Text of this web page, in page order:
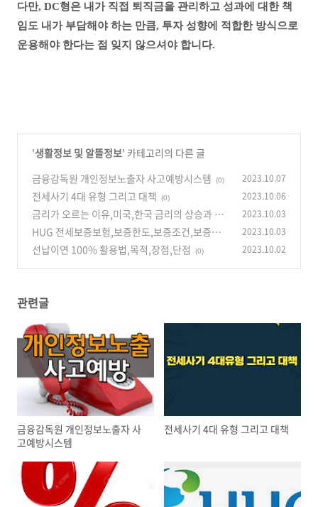
다만, DC형은 내가 직접 퇴직금을 관리하고 성과에 대한 책
임도 내가 부담해야 하는 만큼, 투자 성향에 적합한 방식으로
운용해야 한다는 점 잊지 않으셔야 합니다.
'생활정보 및 알뜰정보' 카테고리의 다른 글
금융감독원 개인정보노출자 사고예방시스템
(0) 2023.10.07
전세사기 4대 유형 그리고 대책 (0) 2023.10.06
금리가 오르는 이유,미국,한국 금리의 상승과 평
가
(0)
2023.10.03
HUG 전세보증보험,보증한도,보증조건,보증료
할인 (0)
2023.10.03
선납이연 100% 활용법,목적,장점,단점 (0) 2023.10.02
관련글
금융감독원 개인정보노출자 사
고예방시스템
전세사기 4대 유형 그리고 대책